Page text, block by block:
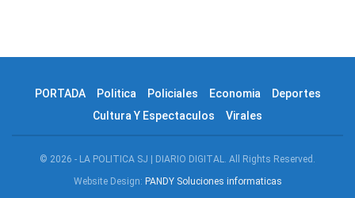
PORTADA Politica Policiales Economia
Deportes
Cultura Y Espectaculos
Virales
© 2026 - LA POLITICA SJ | DIARIO DIGITAL. All Rights Reserved.
Website Design: PANDY Soluciones informaticas